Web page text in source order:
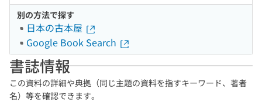
別の方法で探す
日本の古本屋
Google Book Search
書誌情報
この資料の詳細や典拠（同じ主題の資料を指すキーワード、著者
名）等を確認できます。